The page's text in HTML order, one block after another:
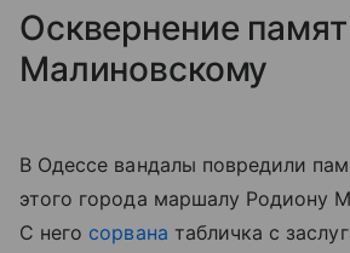
Осквернение
Малиновскому
В Одессе вандалы повредили
этого города маршалу Родиону
С него сорвана табличка с